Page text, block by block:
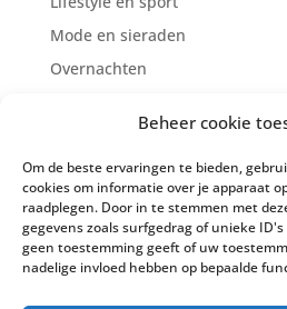
Beheer cookie
Om de beste ervaringen te bieden,
cookies om informatie over je apparaat
raadplegen. Door in te stemmen met
gegevens zoals surfgedrag of unieke
geen toestemming geeft of uw
nadelige invloed hebben op bepaalde
Mode en sieraden
Overnachten
Supermarkten
Zien en doen
Zorg en welzijn